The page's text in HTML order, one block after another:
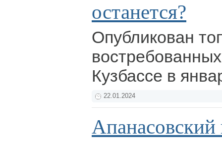
останется?
Опубликован
Кузбассе в
22.01.2024
Апанасовский